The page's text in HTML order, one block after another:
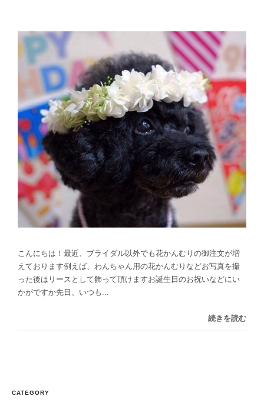
こんにちは！最近、ブライダル以外でも花かんむりの御注文が増
えております例えば、わんちゃん用の花かんむりなどお写真を撮
った後はリースとして飾って頂けますお誕生日のお祝いなどにい
かがですか先日、いつも...
続きを読む
CATEGORY